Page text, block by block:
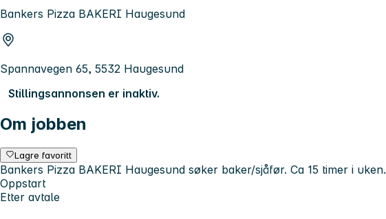
Bankers Pizza BAKERI Haugesund
Spannavegen 65, 5532 Haugesund
Stillingsannonsen er inaktiv.
Om jobben
Lagre favoritt
Bankers Pizza BAKERI Haugesund søker baker/sjåfør. Ca 15 timer i uken.
Oppstart
Etter avtale